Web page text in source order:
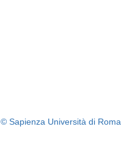
© Sapienza Università di Roma